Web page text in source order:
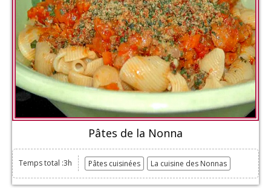
Pâtes de la Nonna
Temps total :3h Pâtes cuisinées La cuisine des Nonnas